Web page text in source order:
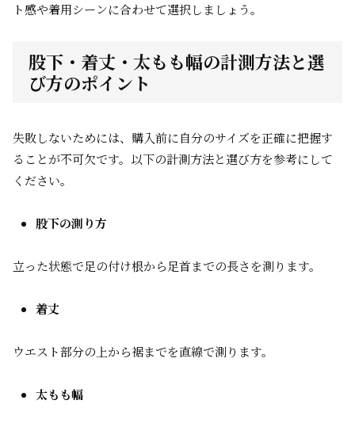
ト感や着用シーンに合わせて選択しましょう。
股下・着丈・太もも幅の計測方法と選
び方のポイント
失敗しないためには、購入前に自分のサイズを正確に把握す
ることが不可欠です。以下の計測方法と選び方を参考にして
ください。
股下の測り方
立った状態で足の付け根から足首までの長さを測ります。
着丈
ウエスト部分の上から裾までを直線で測ります。
太もも幅